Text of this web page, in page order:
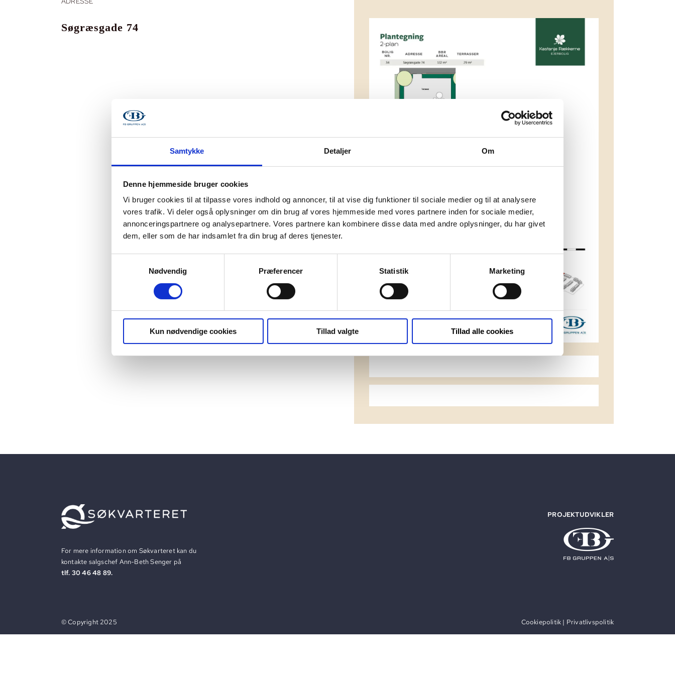
Samtykke Detaljer Om
Denne hjemmeside bruger cookies
Vi bruger cookies til at tilpasse vores indhold og annoncer, til at vise dig funktioner til sociale medier og til at analysere
vores trafik. Vi deler også oplysninger om din brug af vores hjemmeside med vores partnere inden for sociale medier,
annonceringspartnere og analysepartnere. Vores partnere kan kombinere disse data med andre oplysninger, du har givet
dem, eller som de har indsamlet fra din brug af deres tjenester.
Nødvendig
Præferencer Statistik Marketing
Kun nødvendige cookies Tillad valgte Tillad alle cookies
Søgræsgade 74
For mere information om Søkvarteret kan du
kontakte salgschef Ann-Beth Senger på
tlf. 30 46 48 89.
PROJEKTUDVIKLER
©Copyright 2025 Cookiepolitik | Privatlivspolitik